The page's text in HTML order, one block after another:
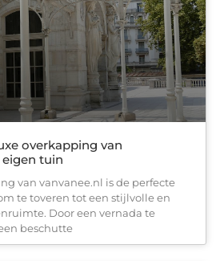
overkapping van
eigen tuin
van vanvanee.nl is de perfecte
te toveren tot een stijlvolle en
Door een vernada te
beschutte